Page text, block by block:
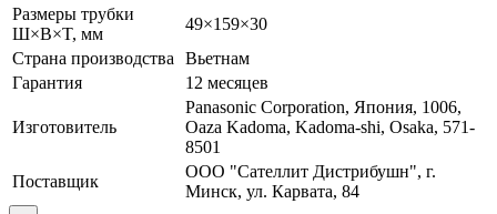
Размеры трубки
Ш×B×T, мм
49×159×30
Страна производства
Вьетнам
Гарантия
12 месяцев
Изготовитель
Panasonic Corporation, Япония, 1006,
Oaza Kadoma, Kadoma-shi, Osaka, 571-
8501
Поставщик
ООО "Сателлит Дистрибушн", г.
Минск, ул. Карвата, 84